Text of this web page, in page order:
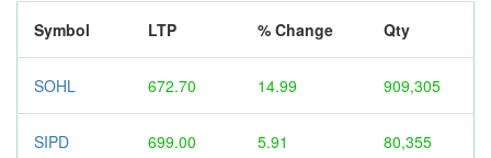
Symbol LTP % Change Qty
SOHL 672.70 14.99 909,305
SIPD 699.00 5.91 80,355